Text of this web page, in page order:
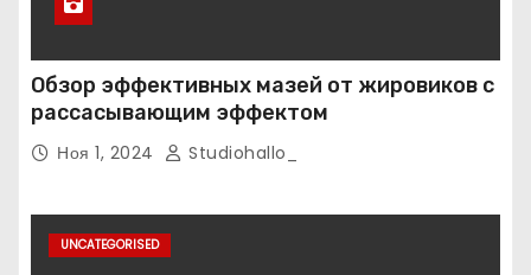
Обзор эффективных мазей от жировиков с
рассасывающим эффектом
Ноя 1, 2024 Studiohallo_
UNCATEGORISED